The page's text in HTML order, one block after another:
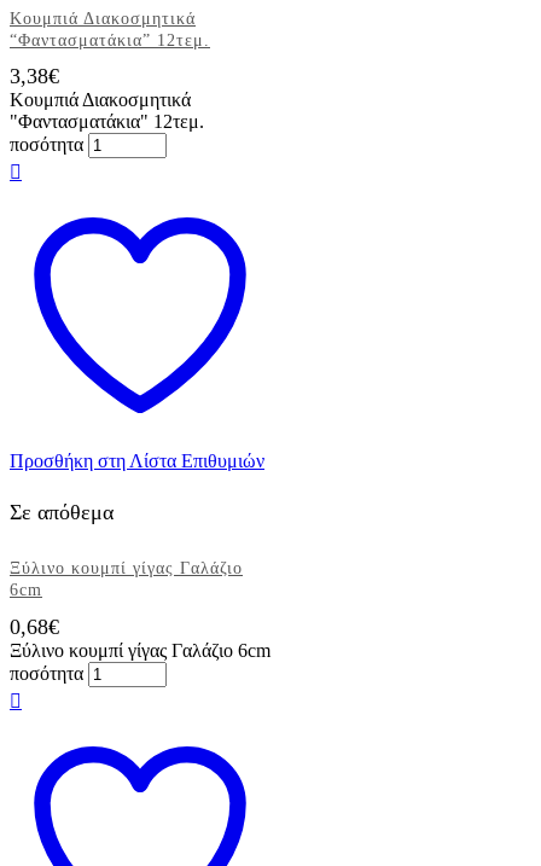
Κουμπιά Διακοσμητικά
“Φαντασματάκια” 12τεμ.
3,38€
Κουμπιά Διακοσμητικά
"Φαντασματάκια" 12τεμ.
ποσότητα
Προσθήκη στη Λίστα Επιθυμιών
Σε απόθεμα
Ξύλινο κουμπί γίγας Γαλάζιο
6cm
0,68€
Ξύλινο κουμπί γίγας Γαλάζιο 6cm
ποσότητα